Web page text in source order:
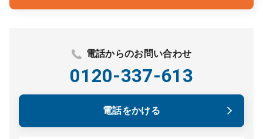
電話からのお問い合わせ
0120-337-613
電話をかける